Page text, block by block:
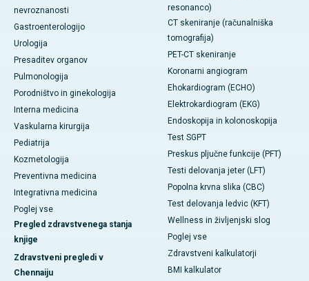
nevroznanosti
Gastroenterologijo
Urologija
Presaditev organov
Pulmonologija
Porodništvo in ginekologija
Interna medicina
Vaskularna kirurgija
Pediatrija
Kozmetologija
Preventivna medicina
Integrativna medicina
Poglej vse
Pregled zdravstvenega stanja
knjige
Zdravstveni pregledi v
Chennaiju
resonanco)
CT skeniranje (računalniška
tomografija)
PET-CT skeniranje
Koronarni angiogram
Ehokardiogram (ECHO)
Elektrokardiogram (EKG)
Endoskopija in kolonoskopija
Test SGPT
Preskus pljučne funkcije (PFT)
Testi delovanja jeter (LFT)
Popolna krvna slika (CBC)
Test delovanja ledvic (KFT)
Wellness in življenjski slog
Poglej vse
Zdravstveni kalkulatorji
BMI kalkulator